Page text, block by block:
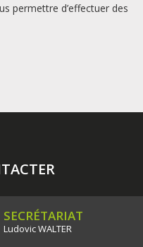
permettre d’effectuer des
SECRÉTARIAT
Ludovic WALTER